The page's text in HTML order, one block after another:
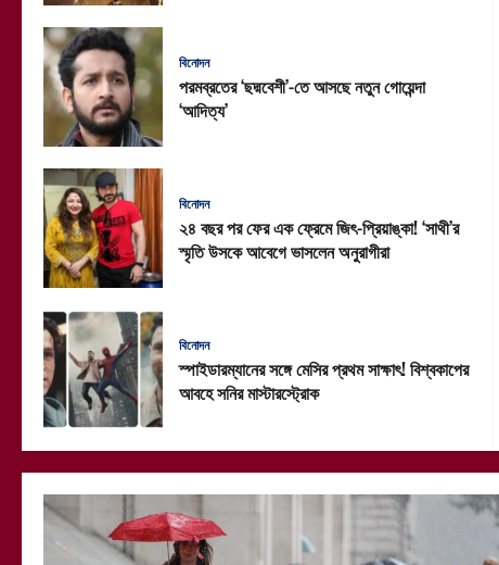
বিনোদন
পরমব্রতের ‘ছদ্মবেশী’-তে আসছে নতুন গোয়েন্দা
‘আদিত্য’
বিনোদন
২৪ বছর পর ফের এক ফ্রেমে জিৎ-প্রিয়াঙ্কা! ‘সাথী’র
স্মৃতি উসকে আবেগে ভাসলেন অনুরাগীরা
বিনোদন
স্পাইডারম্যানের সঙ্গে মেসির প্রথম সাক্ষাৎ! বিশ্বকাপের
আবহে সনির মাস্টারস্ট্রোক